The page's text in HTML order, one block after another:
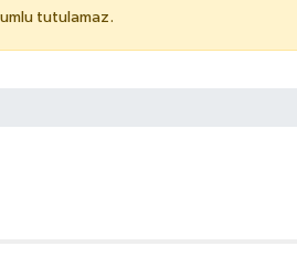
tutulamaz.